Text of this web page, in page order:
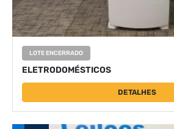
LOTE ENCERRADO
ELETRODOMÉSTICOS
DETALHES